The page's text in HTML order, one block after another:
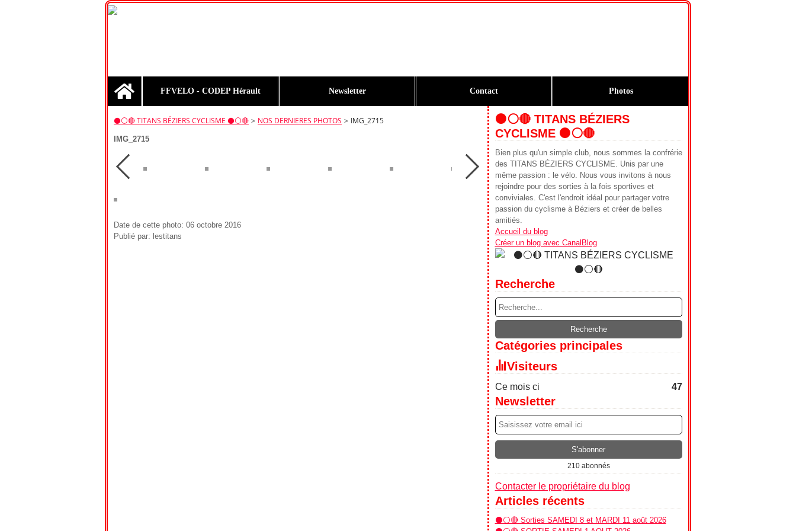
FFVELO - CODEP Hérault
Newsletter Contact Photos
⚫️⚪️🔴 TITANS BÉZIERS CYCLISME ⚫️⚪️🔴 > NOS DERNIERES PHOTOS > IMG_2715
IMG_2715
Date de cette photo: 06 octobre 2016
Publié par: lestitans
⚫️⚪️🔴 TITANS BÉZIERS
CYCLISME ⚫️⚪️🔴
Bien plus qu'un simple club, nous sommes la confrérie
des TITANS BÉZIERS CYCLISME. Unis par une
même passion : le vélo. Nous vous invitons à nous
rejoindre pour des sorties à la fois sportives et
conviviales. C'est l'endroit idéal pour partager votre
passion du cyclisme à Béziers et créer de belles
amitiés.
Accueil du blog
Créer un blog avec CanalBlog
Recherche
Catégories principales
Visiteurs
Ce mois ci 47
Newsletter
210 abonnés
Contacter le propriétaire du blog
Articles récents
⚫⚪🔴 Sorties SAMEDI 8 et MARDI 11 août 2026